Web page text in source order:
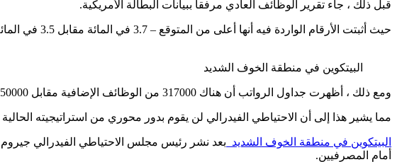
قبل ذلك ، جاء تقرير الوظائف العادي مرفقاً ببيانات البطالة الأمريكية.
حيث أثبتت الأرقام الواردة فيه أنها أعلى من المتوقع – 3.7 في المائة مقابل 3.5 في المائة ، والتي ضربت سوق الأسهم والعملات الرقمية بجانبها.
البيتكوين في منطقة الخوف الشديد
ومع ذلك ، أظهرت جداول الرواتب أن هناك 317000 من الوظائف الإضافية مقابل 350000 المتوقعة.
مما يشير هذا إلى أن الاحتياطي الفيدرالي لن يقوم بدور محوري من استراتيجيته
البيتكوين في منطقة الخوف الشديد
أمام المصرفيين.